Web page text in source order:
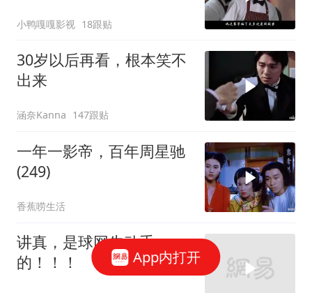
小鸭嘎嘎影视 18跟贴
30岁以后再看，根本笑不
出来
涵奈Kanna 147跟贴
一年一影帝，百年周星驰
(249)
香蕉唠生活
讲真，是球网先动手
的！！！
App内打开